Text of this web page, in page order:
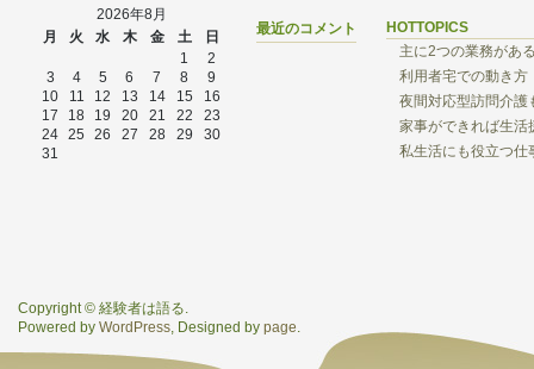
2026年8月
月
火 水 木 金 土
日
1
2
3
4 5 6 7 8
9
10
11 12 13 14 15
16
17
18 19 20 21 22
23
24 25 26 27 28 29
30
31
最近のコメント
HOTTOPICS
主に2つの業務があ
利用者宅での動き方
夜間対応型訪問介護
家事ができれば生活
私生活にも役立つ仕
Copyright © 経験者は語る.
Powered by WordPress, Designed by page.